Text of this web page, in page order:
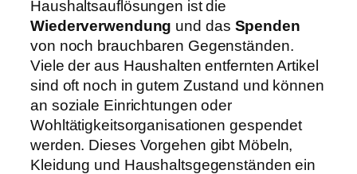
Haushaltsauflösungen ist die
Wiederverwendung und das Spenden
von noch brauchbaren Gegenständen.
Viele der aus Haushalten entfernten Artikel
sind oft noch in gutem Zustand und können
an soziale Einrichtungen oder
Wohltätigkeitsorganisationen gespendet
werden. Dieses Vorgehen gibt Möbeln,
Kleidung und Haushaltsgegenständen ein